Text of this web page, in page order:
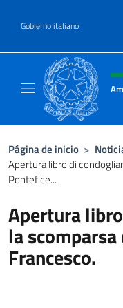
Gobierno italiano
Página de inicio >
Apertura libro di
Pontefice...
Apertura
la
Francesco.